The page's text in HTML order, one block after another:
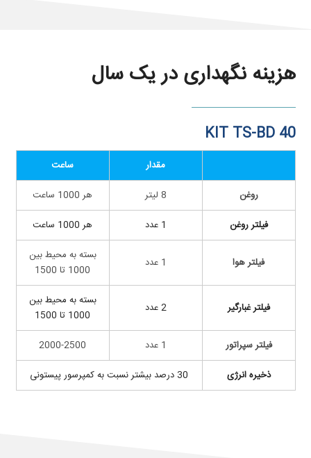
هزینه نگهداری در یک سال
KIT TS-BD 40
مقدار
ساعت
روغن
8 لیتر
هر 1000 ساعت
فیلتر روغن
1 عدد هر 1000 ساعت
فیلتر هوا 1 عدد
بسته به محیط بین
1000 تا 1500
فیلتر غبارگیر 2 عدد
بسته به محیط بین
1000 تا 1500
فیلتر سپراتور
1 عدد
2000-2500
ذخیره انرژی
30 درصد بیشتر نسبت به کمپرسور پیستونی